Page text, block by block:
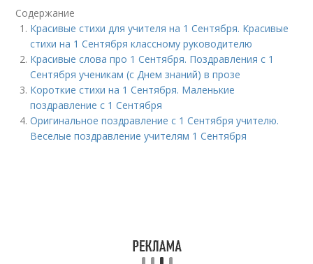
Содержание
Красивые стихи для учителя на 1 Сентября. Красивые
стихи на 1 Сентября классному руководителю
Красивые слова про 1 Сентября. Поздравления с 1
Сентября ученикам (с Днем знаний) в прозе
Короткие стихи на 1 Сентября. Маленькие
поздравление с 1 Сентября
Оригинальное поздравление с 1 Сентября учителю.
Веселые поздравление учителям 1 Сентября